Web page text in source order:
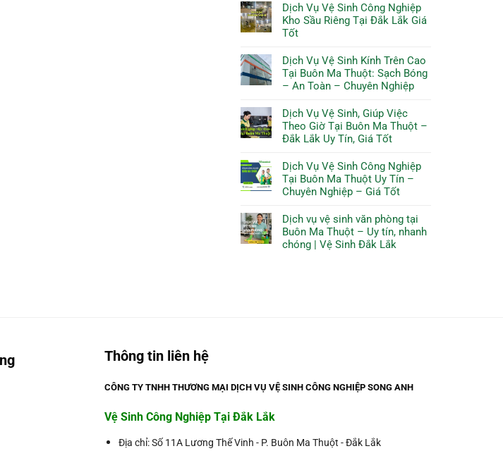
Dịch Vụ Vệ Sinh Công Nghiệp
Kho Sầu Riêng Tại Đắk Lắk Giá
Tốt
Dịch Vụ Vệ Sinh Kính Trên Cao
Tại Buôn Ma Thuột: Sạch Bóng
– An Toàn – Chuyên Nghiệp
Dịch Vụ Vệ Sinh, Giúp Việc
Theo Giờ Tại Buôn Ma Thuột –
Đắk Lắk Uy Tín, Giá Tốt
Dịch Vụ Vệ Sinh Công Nghiệp
Tại Buôn Ma Thuột Uy Tín –
Chuyên Nghiệp – Giá Tốt
Dịch vụ vệ sinh văn phòng tại
Buôn Ma Thuột – Uy tín, nhanh
chóng | Vệ Sinh Đắk Lắk
Thông tin liên hệ
CÔNG TY TNHH THƯƠNG MẠI DỊCH VỤ VỆ SINH CÔNG NGHIỆP SONG ANH
Vệ Sinh Công Nghiệp Tại Đắk Lắk
Địa chỉ: Số 11A Lương Thế Vinh - P. Buôn Ma Thuột - Đắk Lắk